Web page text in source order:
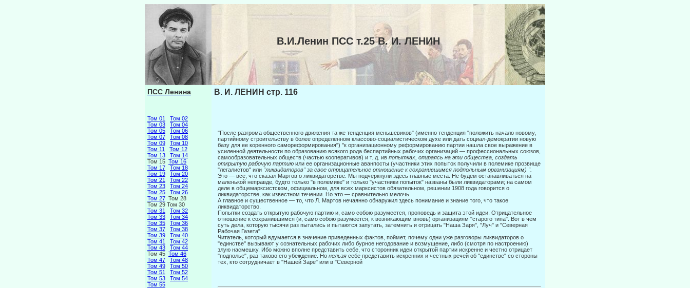
В.И.Ленин ПСС т.25 В. И. ЛЕНИН
ПСС Ленина
Том 01
Том 02
Том 03
Том 04
Том 05
Том 06
Том 07
Том 08
Том 09
Том 10
Том 11
Том 12
Том 13
Том 14
Том 15 Том 16
Том 17
Том 18
Том 19
Том 20
Том 21
Том 22
Том 23
Том 24
Том 25
Том 26
Том 27 Том 28
Том 29 Том 30
Том 31
Том 32
Том 33
Том 34
Том 35
Том 36
Том 37
Том 38
Том 39
Том 40
Том 41
Том 42
Том 43
Том 44
Том 45 Том 46
Том 47
Том 48
Том 49
Том 50
Том 51
Том 52
Том 53
Том 54
Том 55
В. И. ЛЕНИН стр. 116
"После разгрома общественного движения та же тенденция меньшевиков" (именно тенденция "по­ложить начало новому,
партийному строительству в более определенном классово-социалистическом духе или дать социал-демократии новую
базу для ее коренного самореформирования") "к организацион­ному реформированию партии нашла свое выражение в
усиленной деятельности по образованию всякого рода беспартийных рабочих организаций — профессиональных союзов,
самообразовательных обществ (частью кооперативов) и т. д. ив попытках, опираясь на эти общества, создать
открытую рабочую партию или ее организационные аванпосты (участники этих попыток получили в полемике прозвище
"легалистов" или "ликвидаторов" за свое отрицательное отношение к сохранившимся подпольным ор­ганизациям) ".
Это — все, что сказал Мартов о ликвидаторстве. Мы подчеркнули здесь главные места. Не будем останавливаться на
маленькой неправде, будто только "в полемике" и только "участники попыток" названы были ликвидаторами; на самом
деле в общемар­ксистском, официальном, для всех марксистов обязательном, решении 1908 года гово­рится о
ликвидаторстве, как известном течении. Но это — сравнительно мелочь.
А главное и существенное — то, что Л. Мартов нечаянно обнаружил здесь понима­ние и знание того, что такое
ликвидаторство.
Попытки создать открытую рабочую партию и, само собою разумеется, проповедь и защита этой идеи. Отрицательное
отношение к сохранившимся (и, само собою разуме­ется, к возникающим вновь) организациям "старого типа". Вот в чем
суть дела, кото­рую тысячи раз пытались и пытаются запутать, затемнить и отрицать "Наша Заря", "Луч" и "Северная
Рабочая Газета".
Читатель, который вдумается в значение приведенных фактов, поймет, почему одни уже разговоры ликвидаторов о
"единстве" вызывают у сознательных рабочих либо бурное негодование и возмущение, либо (смотря по настроению)
злую насмешку. Ибо можно вполне представить себе, что сторонник идеи открытой партии искренне и чест­но отрицает
"подполье", раз таково его убеждение. Но нельзя себе представить искрен­них и честных речей об "единстве" со стороны
тех, кто сотрудничает в "Нашей Заре" или в "Северной